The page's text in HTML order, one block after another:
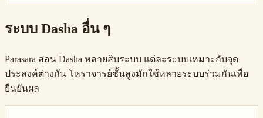
ระบบ Dasha อื่น ๆ
Parasara สอน Dasha หลายสิบระบบ แต่ละระบบเหมาะกับจุด
ประสงค์ต่างกัน โหราจารย์ชั้นสูงมักใช้หลายระบบร่วมกันเพื่อ
ยืนยันผล